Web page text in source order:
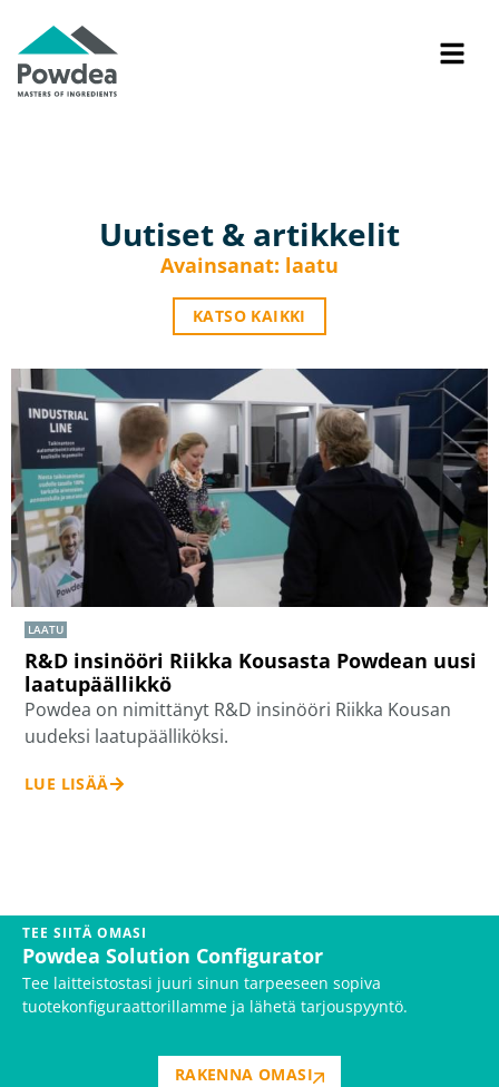
Uutiset & artikkelit
Avainsanat: laatu
KATSO KAIKKI
LAATU
R&D insinööri Riikka Kousasta Powdean uusi
laatupäällikkö
Powdea on nimittänyt R&D insinööri Riikka Kousan
uudeksi laatupäälliköksi.
LUE LISÄÄ
TEE SIITÄ OMASI
Powdea Solution Configurator
Tee laitteistostasi juuri sinun tarpeeseen sopiva
tuotekonfiguraattorillamme ja lähetä tarjouspyyntö.
RAKENNA OMASI